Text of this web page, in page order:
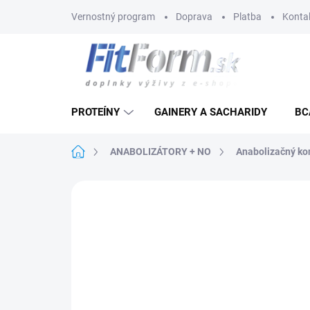
Vernostný program Doprava Platba
PROTEÍNY GAINERY A SACHARIDY
DomovANABOLIZÁTORY + NO Anabolizačný